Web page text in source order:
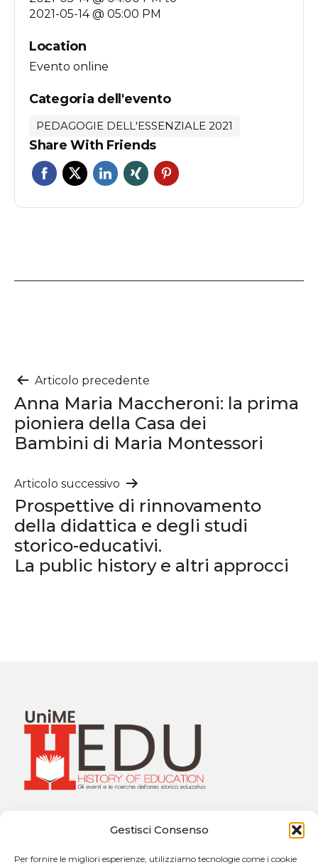
Gestisci Consenso
Per fornire le migliori esperienze, utilizziamo tecnologie come i cookie
2021-05-14 @ 05:00 PM
Location
Evento online
Categoria dell'evento
PEDAGOGIE DELL'ESSENZIALE 2021
Share With Friends
Navigazione
articoli
Articolo precedente
Anna Maria Maccheroni: la prima
pioniera della Casa dei
Bambini di Maria Montessori
Articolo successivo
Prospettive di rinnovamento
della didattica e degli studi
storico-educativi.
La public history e altri approcci
Dipartimento di Scienze Cognitive, Psicologiche,